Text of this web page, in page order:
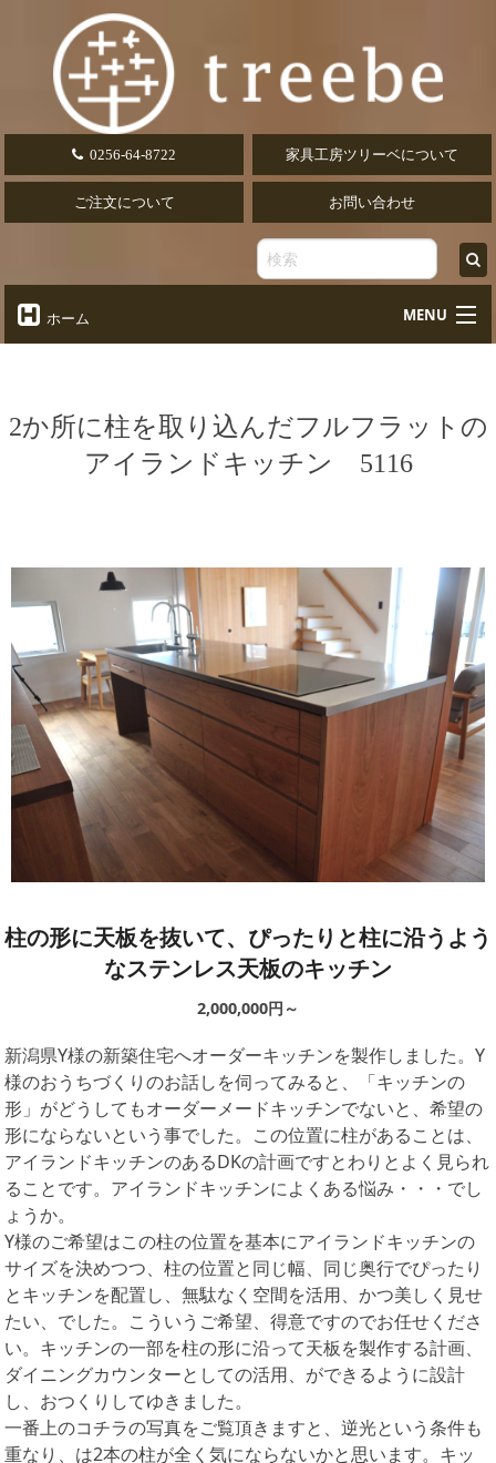
0256-64-8722 家具工房ツリーベについて
ご注文について お問い合わせ
ホーム MENU
オーダーデスク
Desk
椅子・ソファ
収納家具
Storage
木の小物・その他
Furniture
造り付け家具
オーダーキッチン
Order-kitchen
2か所に柱を取り込んだフルフラットの
アイランドキッチン 5116
柱の形に天板を抜いて、ぴったりと柱に沿うよう
なステンレス天板のキッチン
2,000,000円～
新潟県Y様の新築住宅へオーダーキッチンを製作しました。Y
様のおうちづくりのお話しを伺ってみると、「キッチンの
形」がどうしてもオーダーメードキッチンでないと、希望の
形にならないという事でした。この位置に柱があることは、
アイランドキッチンのあるDKの計画ですとわりとよく見られ
ることです。アイランドキッチンによくある悩み・・・でし
ょうか。
Y様のご希望はこの柱の位置を基本にアイランドキッチンの
サイズを決めつつ、柱の位置と同じ幅、同じ奥行でぴったり
とキッチンを配置し、無駄なく空間を活用、かつ美しく見せ
たい、でした。こういうご希望、得意ですのでお任せくださ
い。キッチンの一部を柱の形に沿って天板を製作する計画、
ダイニングカウンターとしての活用、ができるように設計
し、おつくりしてゆきました。
一番上のコチラの写真をご覧頂きますと、逆光という条件も
重なり、は2本の柱が全く気にならないかと思います。キッ